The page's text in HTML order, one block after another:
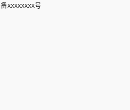
备xxxxxxxx号